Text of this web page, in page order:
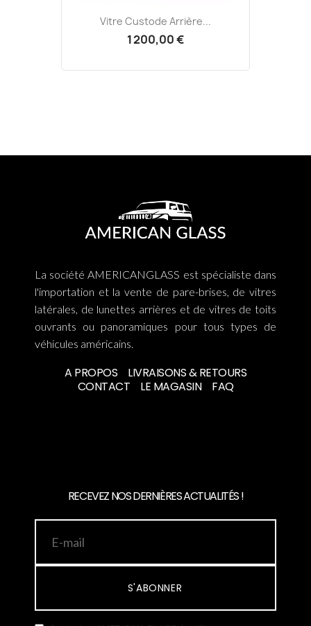
Vitre Custode Arrière...
1 200,00 €
La société AMERICANGLASS est spécialiste dans
l'importation et la vente de pare-brises, de vitres
latérales, de lunettes arrières et de vitres de toits
ouvrants ou panoramiques pour tous types de
véhicules américains.
A PROPOS
LIVRAISONS & RETOURS
CONTACT
LE MAGASIN FAQ
RECEVEZ NOS DERNIÈRES ACTUALITÉS !
S'ABONNER